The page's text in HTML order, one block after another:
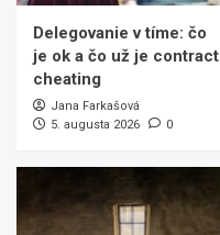
Delegovanie v tíme: čo
je ok a čo už je contract
cheating
Jana Farkašová
5. augusta 2026
0